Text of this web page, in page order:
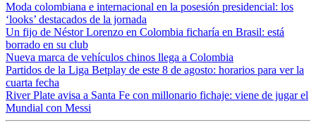
Moda colombiana e internacional en la posesión presidencial: los
‘looks’ destacados de la jornada
Un fijo de Néstor Lorenzo en Colombia ficharía en Brasil: está
borrado en su club
Nueva marca de vehículos chinos llega a Colombia
Partidos de la Liga Betplay de este 8 de agosto: horarios para ver la
cuarta fecha
River Plate avisa a Santa Fe con millonario fichaje: viene de jugar el
Mundial con Messi